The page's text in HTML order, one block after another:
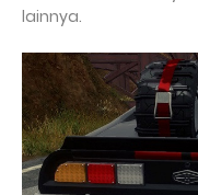
lainnya.